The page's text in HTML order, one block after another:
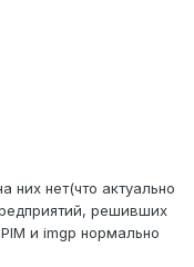
них нет(что актуально
решивших
и imgp нормально